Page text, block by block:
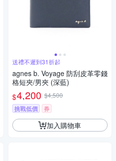
送禮不遲到31折起
agnes b. Voyage 防刮皮革零錢
格短夾/男夾 (深藍)
$4,200 $4,500
挑戰低價
券
加入購物車